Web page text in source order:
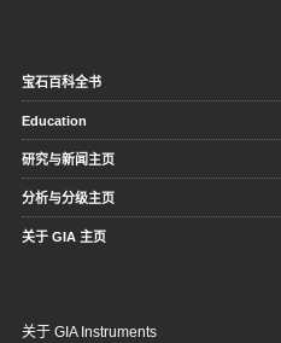
宝石百科全书
Education
研究与新闻主页
分析与分级主页
关于 GIA 主页
关于 GIA Instruments